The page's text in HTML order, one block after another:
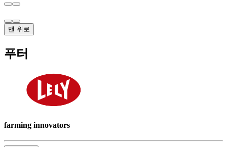
맨 위로
푸터
farming innovators